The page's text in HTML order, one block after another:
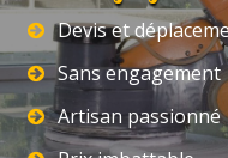
Devis et
Sans engagement
Artisan passionné